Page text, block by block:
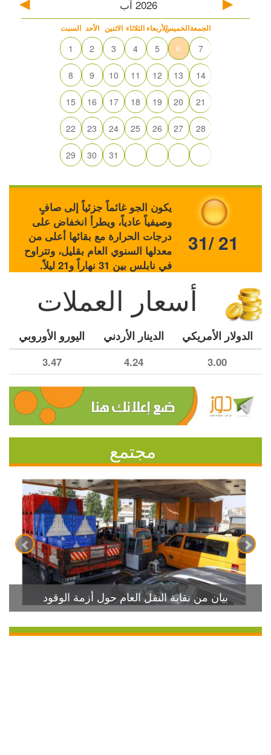
2026 آب
السبت الأحد الاثنين الثلاثاء الأربعاءالخميسالجمعة
1 2 3 4 5 6 7
8 9 10 11 12 13 14
15 16 17 18 19 20 21
22 23 24 25 26 27 28
29 30 31
يكون الجو غائماً جزئياً إلى صافٍ
وصيفياً عادياً، ويطرأ انخفاض على
درجات الحرارة مع بقائها أعلى من
معدلها السنوي العام بقليل، وتتراوح
في نابلس بين 31 نهاراً و21 ليلاً.
31/ 21
أسعار العملات
الدولار الأمريكي الدينار الأردني اليورو الأوروبي
3.00
4.24
3.47
مجتمع
بيان من نقابة النقل العام حول أزمة الوقود